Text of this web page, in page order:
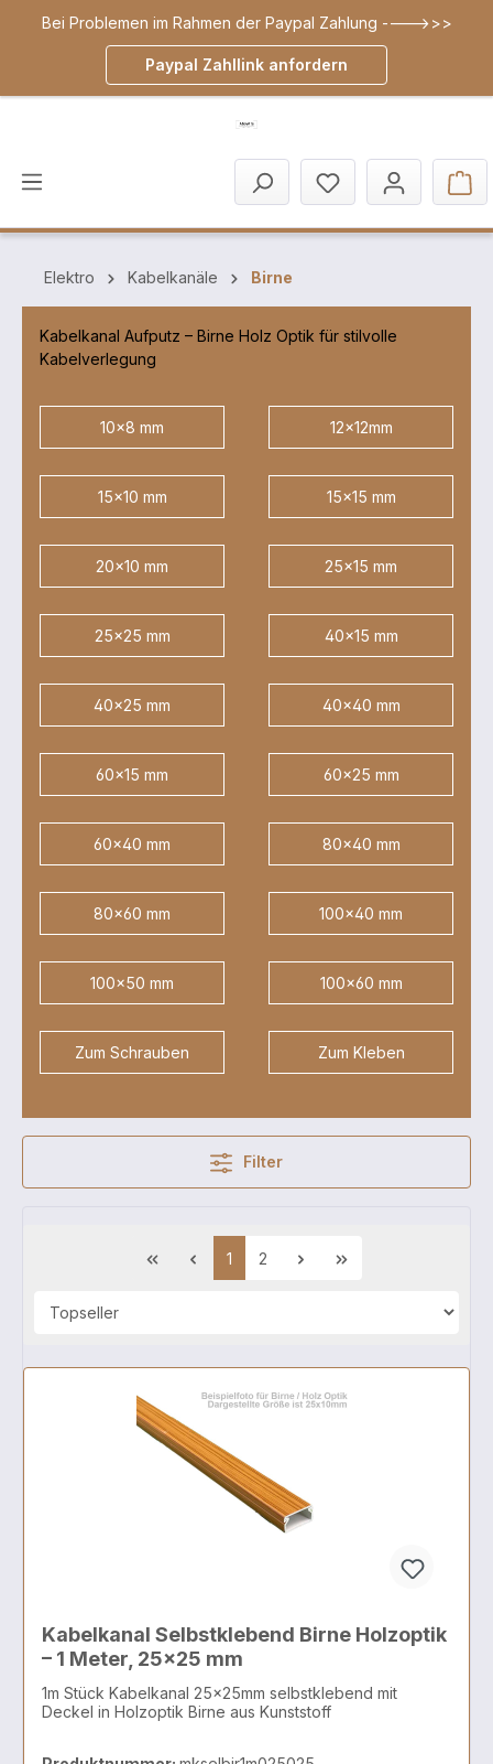
springen
Bei Problemen im Rahmen der Paypal Zahlung ---->>>
Paypal Zahllink anfordern
Elektro Kabelkanäle Birne
Kabelkanal Aufputz – Birne Holz Optik für stilvolle
Kabelverlegung
10x8 mm 12x12mm
15x10 mm 15x15 mm
20x10 mm 25x15 mm
25x25 mm 40x15 mm
40x25 mm 40x40 mm
60x15 mm 60x25 mm
60x40 mm 80x40 mm
80x60 mm 100x40 mm
100x50 mm 100x60 mm
Zum Schrauben Zum Kleben
Filter
1 2
Kabelkanal Selbstklebend Birne Holzoptik
– 1 Meter, 25x25 mm
1m Stück Kabelkanal 25x25mm selbstklebend mit
Deckel in Holzoptik Birne aus Kunststoff